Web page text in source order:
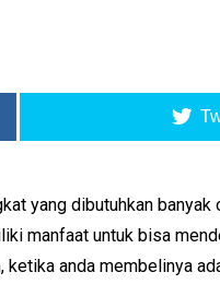
yang dibutuhkan banyak
manfaat untuk bisa
ketika anda membelinya